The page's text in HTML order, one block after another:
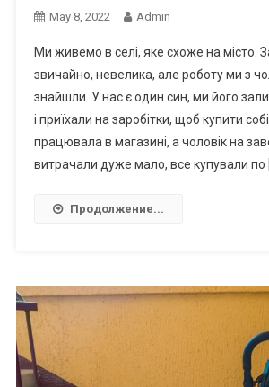
May 8, 2022 Admin
Ми живемо в селі, яке схоже на місто.
звичайно, невелика, але роботу ми з
знайшли. У нас є один син, ми його
і приїхали на заробітки, щоб купити
працювала в магазині, а чоловік на
витрачали дуже мало, все купували по
Продолжение...